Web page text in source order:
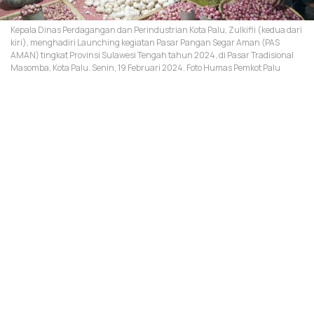
Kepala Dinas Perdagangan dan Perindustrian Kota Palu, Zulkifli (kedua dari
kiri), menghadiri Launching kegiatan Pasar Pangan Segar Aman (PAS
AMAN) tingkat Provinsi Sulawesi Tengah tahun 2024, di Pasar Tradisional
Masomba, Kota Palu. Senin, 19 Februari 2024. Foto Humas Pemkot Palu